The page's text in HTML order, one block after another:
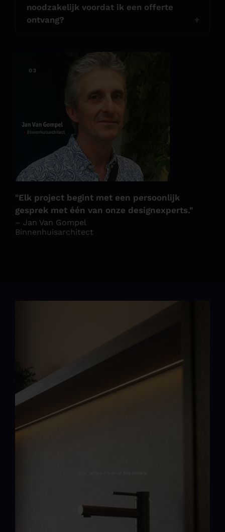
"Elk project begint met een persoonlijk
gesprek met één van onze designexperts."
– Jan Van Gompel
Binnenhuisarchitect
noodzakelijk voordat ik een offerte
ontvang?